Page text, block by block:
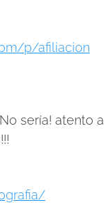
p/afiliacion
sería! atento a